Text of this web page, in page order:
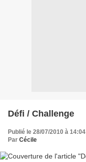
Défi / Challenge
Publié le 28/07/2010 à 14:04
Par Cécile